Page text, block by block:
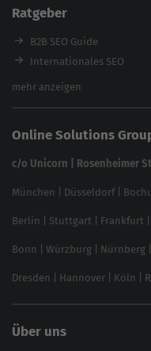
Backlink-Check
Ladezeiten-Check
Brand Protection Tool
Website SEO Check
feed2content.ai
Ratgeber
B2B SEO Guide
Internationales SEO
eCommerce SEO
In ChatGPT gefunden
Linkbuilding 2025
Local SEO
SEO für Online Shops
Brand Monitoring 2025
mehr anzeigen
Online Solutions
c/o Unicorn | Rosenheimer
München Düsseldorf|
Berlin Stuttgart Frankfurt
Bonn Würzburg Nürnberg
Dresden Hannover Köln
Über uns